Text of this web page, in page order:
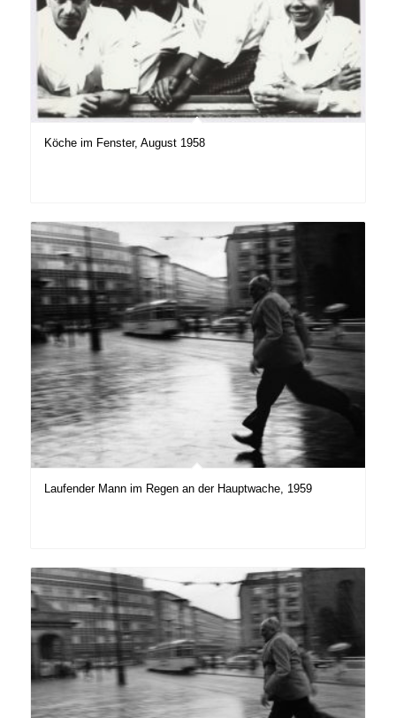
Köche im Fenster, August 1958
Laufender Mann im Regen an der Hauptwache, 1959